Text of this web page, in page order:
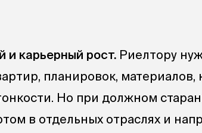
и карьерный рост. Риелтору
планировок,
Но при должном
в отдельных отраслях и